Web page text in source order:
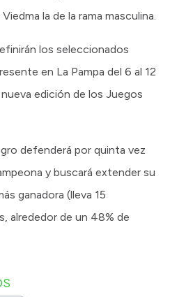
la de la rama masculina.
los seleccionados
en La Pampa del 6 al 12
edición de los Juegos
defenderá por quinta vez
y buscará extender su
ganadora (lleva 15
alrededor de un 48% de